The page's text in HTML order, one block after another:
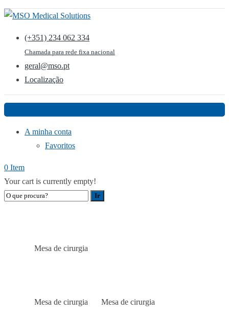
(+351) 234 062 334
Chamada para rede fixa nacional
geral@mso.pt
Localização
A minha conta
Favoritos
0 Item
Your cart is currently empty!
Mesa de cirurgia
Mesa de cirurgia Mesa de cirurgia